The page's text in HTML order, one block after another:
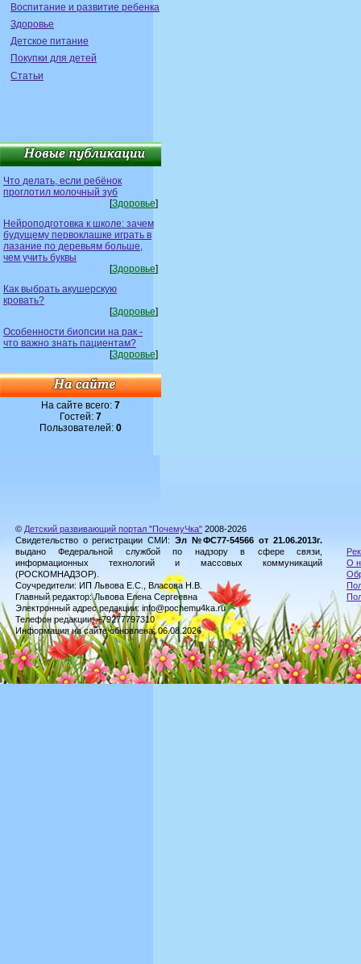
Воспитание и развитие ребенка
Здоровье
Детское питание
Покупки для детей
Статьи
Что делать, если ребёнок
проглотил молочный зуб
[Здоровье]
Нейроподготовка к школе: зачем
будущему первоклашке играть в
лазание по деревьям больше,
чем учить буквы
[Здоровье]
Как выбрать акушерскую
кровать?
[Здоровье]
Особенности биопсии на рак -
что важно знать пациентам?
[Здоровье]
На сайте всего: 7
Гостей: 7
Пользователей: 0
© Детский развивающий портал "ПочемуЧка" 2008-2026
Свидетельство о регистрации СМИ: Эл №ФС77-54566 от 21.06.2013г.
выдано Федеральной службой по надзору в сфере связи,
информационных технологий и массовых коммуникаций
(РОСКОМНАДЗОР).
Соучредители: ИП Львова Е.С., Власова Н.В.
Главный редактор: Львова Елена Сергеевна
Электронный адрес редакции: info@pochemu4ka.ru
Телефон редакции: +79277797310
Информация на сайте обновлена: 06.08.2026
О